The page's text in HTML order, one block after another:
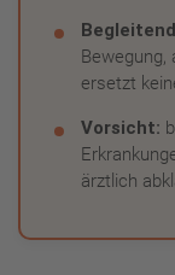
Bewegung,
ersetzt
Vorsicht:
ärztlich